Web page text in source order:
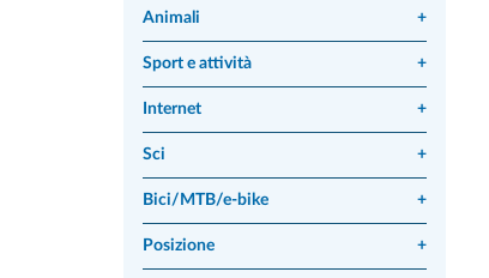
Animali +
Sport e attività +
Internet +
Sci +
Bici/MTB/e-bike +
Posizione +